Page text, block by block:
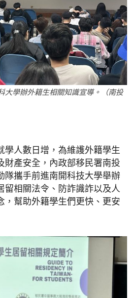
大學辦外籍生相關知識宣導。（南投
學人數日增，為維護外籍學生
財產安全，內政部移民署南投
隊攜手前進南開科技大學舉辦
留相關法令、防詐識詐以及人
，幫助外籍學生們更快、更安